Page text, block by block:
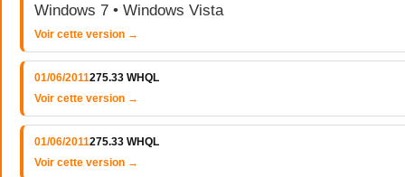
Windows 7 • Windows Vista
Voir cette version →
01/06/2011275.33 WHQL
Voir cette version →
01/06/2011275.33 WHQL
Voir cette version →